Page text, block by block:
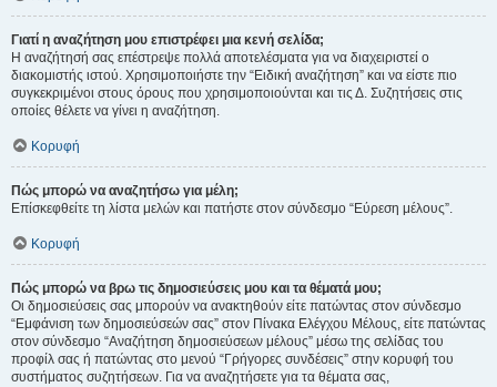
Γιατί η αναζήτηση μου επιστρέφει μια κενή σελίδα;
Η αναζήτησή σας επέστρεψε πολλά αποτελέσματα για να διαχειριστεί ο
διακομιστής ιστού. Χρησιμοποιήστε την “Ειδική αναζήτηση” και να είστε πιο
συγκεκριμένοι στους όρους που χρησιμοποιούνται και τις Δ. Συζητήσεις στις
οποίες θέλετε να γίνει η αναζήτηση.
Κορυφή
Πώς μπορώ να αναζητήσω για μέλη;
Επίσκεφθείτε τη λίστα μελών και πατήστε στον σύνδεσμο “Εύρεση μέλους”.
Κορυφή
Πώς μπορώ να βρω τις δημοσιεύσεις μου και τα θέματά μου;
Οι δημοσιεύσεις σας μπορούν να ανακτηθούν είτε πατώντας στον σύνδεσμο
“Εμφάνιση των δημοσιεύσεών σας” στον Πίνακα Ελέγχου Μέλους, είτε πατώντας
στον σύνδεσμο “Αναζήτηση δημοσιεύσεων μέλους” μέσω της σελίδας του
προφίλ σας ή πατώντας στο μενού “Γρήγορες συνδέσεις” στην κορυφή του
συστήματος συζητήσεων. Για να αναζητήσετε για τα θέματα σας,